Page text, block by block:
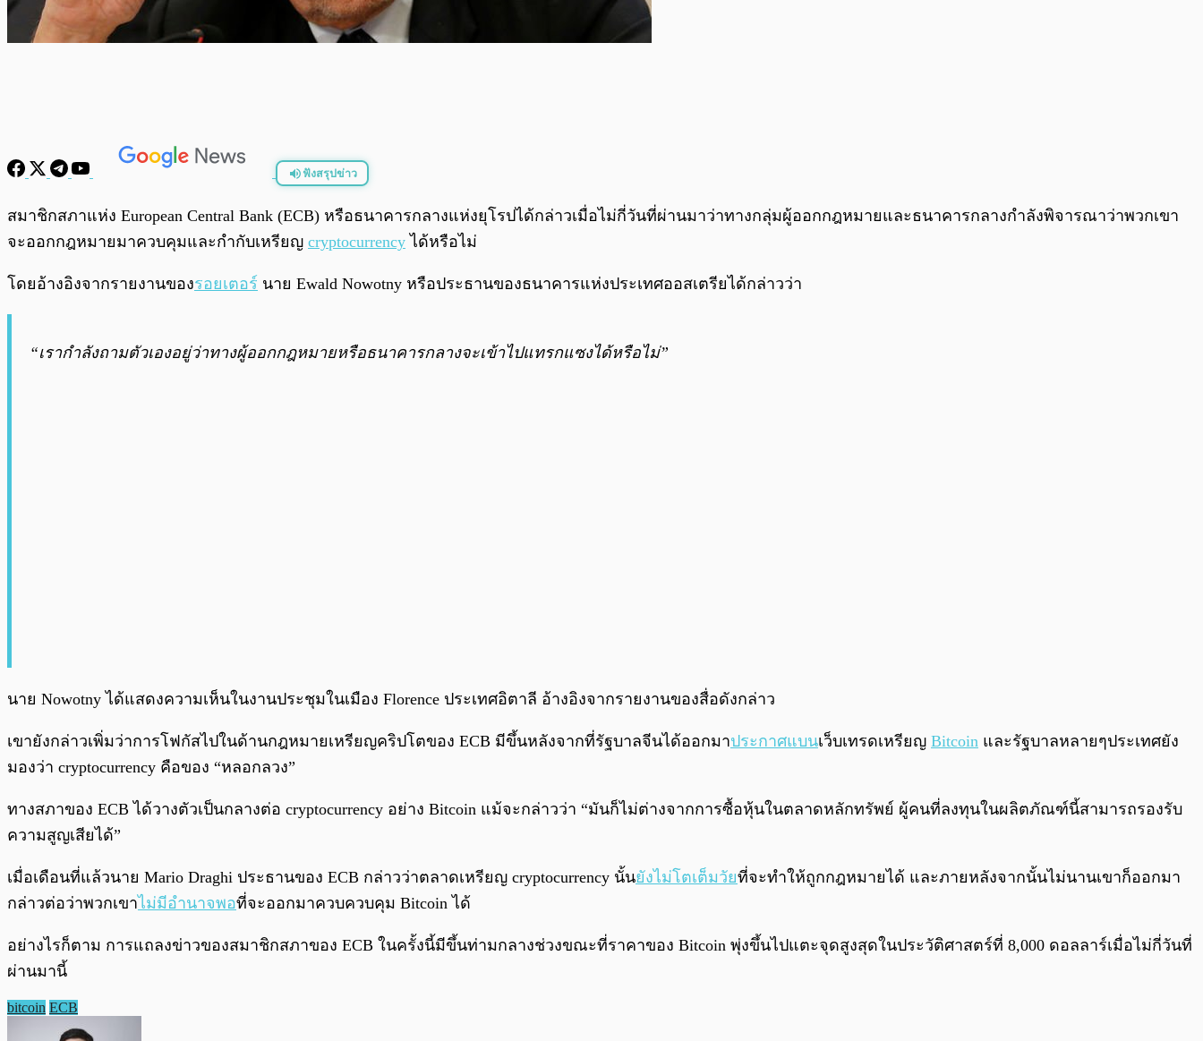
ฟังสรุปข่าว
พร้อมเล่น 0:00
สมาชิกสภาแห่ง European Central Bank (ECB) หรือธนาคารกลางแห่งยุโรปได้กล่าวเมื่อไม่กี่วันที่ผ่านมาว่าทางกลุ่มผู้ออกกฎหมายและธนาคารกลางกำลังพิจารณาว่าพวกเขา
จะออกกฎหมายมาควบคุมและกำกับเหรียญ cryptocurrency ได้หรือไม่
โดยอ้างอิงจากรายงานของรอยเตอร์ นาย Ewald Nowotny หรือประธานของธนาคารแห่งประเทศออสเตรียได้กล่าวว่า
“เรากำลังถามตัวเองอยู่ว่าทางผู้ออกกฎหมายหรือธนาคารกลางจะเข้าไปแทรกแซงได้หรือไม่”
นาย Nowotny ได้แสดงความเห็นในงานประชุมในเมือง Florence ประเทศอิตาลี อ้างอิงจากรายงานของสื่อดังกล่าว
เขายังกล่าวเพิ่มว่าการโฟกัสไปในด้านกฎหมายเหรียญคริปโตของ ECB มีขึ้นหลังจากที่รัฐบาลจีนได้ออกมาประกาศแบนเว็บเทรดเหรียญ Bitcoin และรัฐบาลหลายๆประเทศยัง
มองว่า cryptocurrency คือของ “หลอกลวง”
ทางสภาของ ECB ได้วางตัวเป็นกลางต่อ cryptocurrency อย่าง Bitcoin แม้จะกล่าวว่า “มันก็ไม่ต่างจากการซื้อหุ้นในตลาดหลักทรัพย์ ผู้คนที่ลงทุนในผลิตภัณฑ์นี้สามารถรองรับ
ความสูญเสียได้”
เมื่อเดือนที่แล้วนาย Mario Draghi ประธานของ ECB กล่าวว่าตลาดเหรียญ cryptocurrency นั้นยังไม่โตเต็มวัยที่จะทำให้ถูกกฎหมายได้ และภายหลังจากนั้นไม่นานเขาก็ออกมา
กล่าวต่อว่าพวกเขาไม่มีอำนาจพอที่จะออกมาควบควบคุม Bitcoin ได้
อย่างไรก็ตาม การแถลงข่าวของสมาชิกสภาของ ECB ในครั้งนี้มีขึ้นท่ามกลางช่วงขณะที่ราคาของ Bitcoin พุ่งขึ้นไปแตะจุดสูงสุดในประวัติศาสตร์ที่ 8,000 ดอลลาร์เมื่อไม่กี่วันที่
ผ่านมานี้
bitcoin ECB